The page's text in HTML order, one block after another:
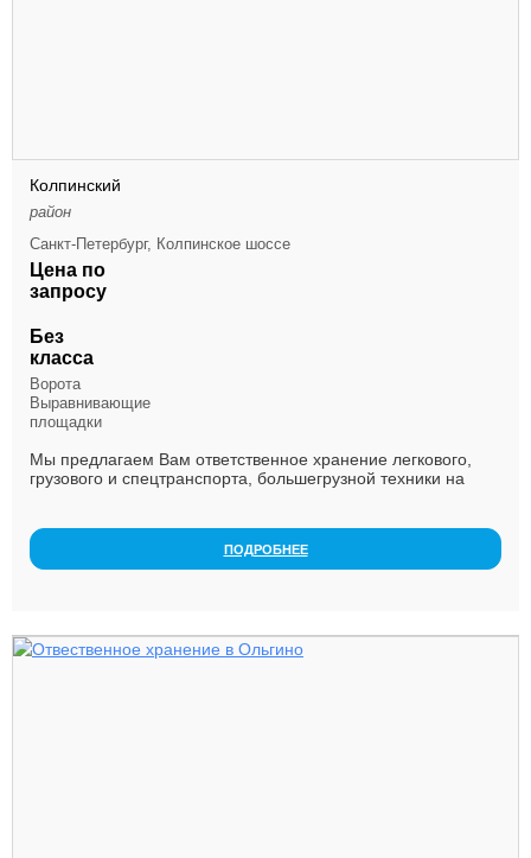
Колпинский
район
Санкт-Петербург, Колпинское шоссе
Цена по
запросу
Без
класса
Ворота
Выравнивающие
площадки
Мы предлагаем Вам ответственное хранение легкового,
грузового и спецтранспорта, большегрузной техники на
ПОДРОБНЕЕ